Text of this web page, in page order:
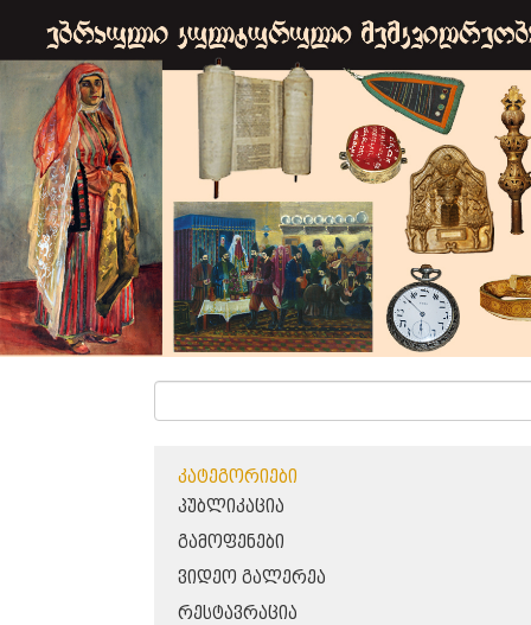
ᲙᲐᲢᲔᲒᲝᲠᲘᲔᲑᲘ
ᲞᲣᲑᲚᲘᲙᲐᲪᲘᲐ
ᲒᲐᲛᲝᲤᲔᲜᲔᲑᲘ
ᲕᲘᲓᲔᲝ ᲒᲐᲚᲔᲠᲔᲐ
ᲠᲔᲡᲢᲐᲕᲠᲐᲪᲘᲐ